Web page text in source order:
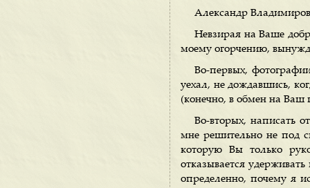
Александр
Невзирая на Ваше
моему огорчению,
Во-первых,
уехал, не дождавшись,
(конечно, в обмен на Ваш
Во-вторых, написать
мне решительно не под
которую Вы только
отказывается
определенно, почему я